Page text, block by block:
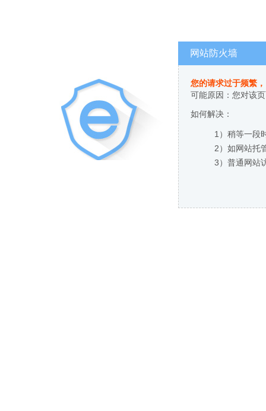
网站防火墙
您的请求过于频繁
可能原因：您对该
如何解决：
1）稍等一段
2）如网站托
3）普通网站